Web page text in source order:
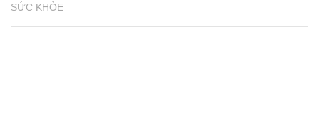
SỨC KHỎE